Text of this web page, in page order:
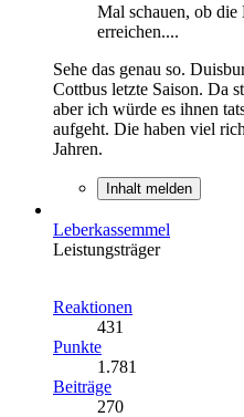
Mal schauen, ob
erreichen....
Sehe das genau so.
Cottbus letzte Saison. Da
aber ich würde es ihnen
aufgeht. Die haben viel
Jahren.
Inhalt melden
Leberkassemmel
Leistungsträger
Reaktionen
431
Punkte
1.781
Beiträge
270